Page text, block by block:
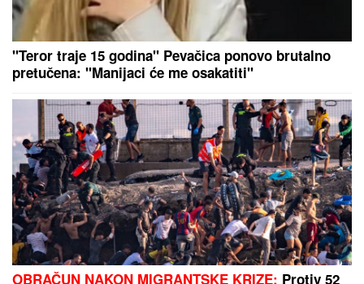
"Teror traje 15 godina" Pevačica ponovo brutalno
pretučena: "Manijaci će me osakatiti"
OBRAČUN NAKON MIGRANTSKE KRIZE: Protiv 52